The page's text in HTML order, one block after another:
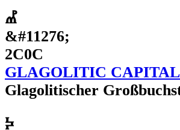
Ⰼ
&#11276;
2C0C
GLAGOLITIC
Glagolitischer
Ⰽ